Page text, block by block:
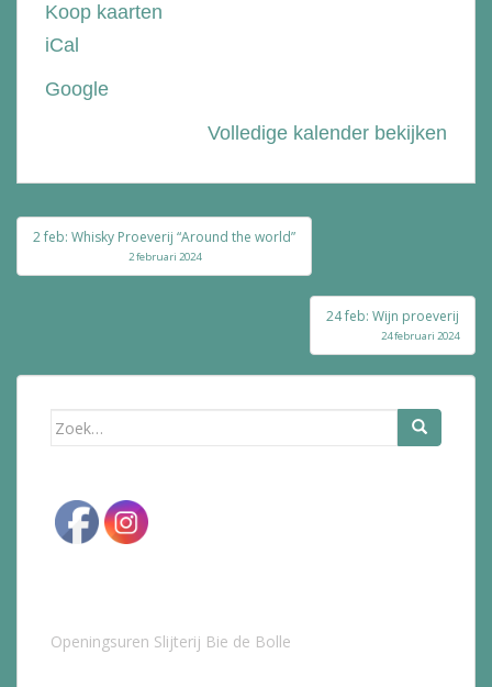
de
Koop kaarten
iCal
Google
Volledige kalender bekijken
Bericht
navigatie
2 feb: Whisky Proeverij “Around the world”
2 februari 2024
24 feb: Wijn proeverij
24 februari 2024
Zoek
Openingsuren Slijterij Bie de Bolle